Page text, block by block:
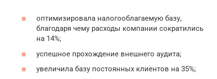
оптимизировала налогооблагаемую базу,
благодаря чему расходы компании сократились
на 14%;
успешное прохождение внешнего аудита;
увеличила базу постоянных клиентов на 35%;